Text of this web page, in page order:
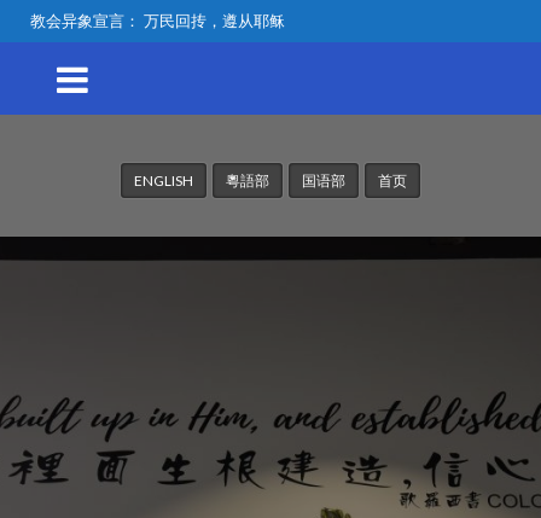
教会异象宣言： 万民回抟，遵从耶稣
ENGLISH 粵語部 国语部 首页